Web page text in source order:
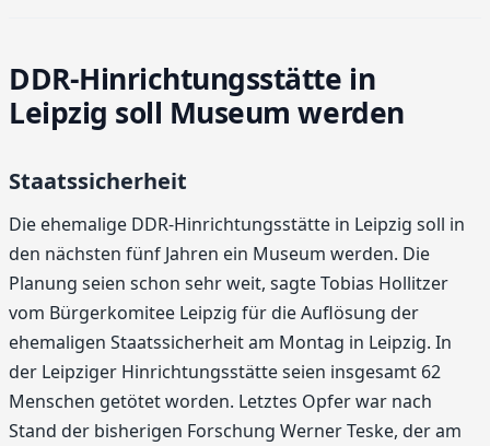
DDR-Hinrichtungsstätte in
Leipzig soll Museum werden
Staatssicherheit
Die ehemalige DDR-Hinrichtungsstätte in Leipzig soll in
den nächsten fünf Jahren ein Museum werden. Die
Planung seien schon sehr weit, sagte Tobias Hollitzer
vom Bürgerkomitee Leipzig für die Auflösung der
ehemaligen Staatssicherheit am Montag in Leipzig. In
der Leipziger Hinrichtungsstätte seien insgesamt 62
Menschen getötet worden. Letztes Opfer war nach
Stand der bisherigen Forschung Werner Teske, der am